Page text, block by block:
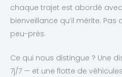
chaque trajet est abordé
bienveillance qu’il mérite.
peu-près.
Ce qui nous distingue ? Une
7j/7 — et une flotte de